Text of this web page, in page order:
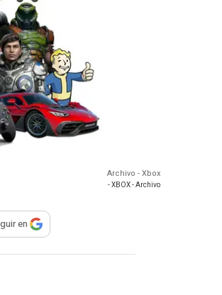
Archivo - Xbox
- XBOX - Archivo
para compartir
en